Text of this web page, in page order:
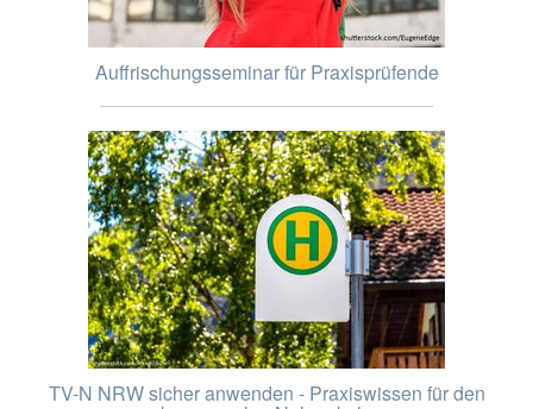
Auffrischungsseminar für Praxisprüfende
TV-N NRW sicher anwenden - Praxiswissen für den